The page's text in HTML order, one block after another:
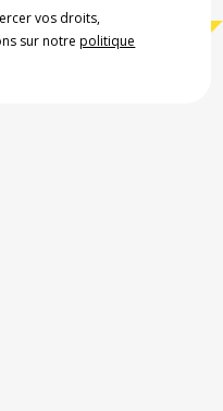
vos droits,
sur notrepolitique